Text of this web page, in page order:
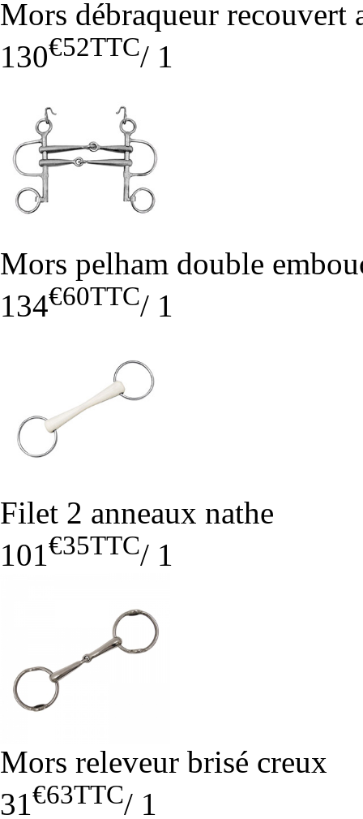
Mors débraqueur recouvert
130€52TTC/ 1
Mors pelham double
134€60TTC/ 1
Filet 2 anneaux nathe
101 €35TTC/ 1
Mors releveur brisé creux
31 €63TTC/ 1